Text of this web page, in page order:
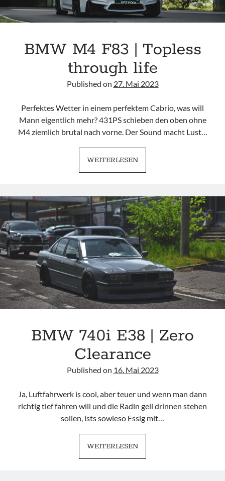
BMW M4 F83 | Topless
through life
Published on 27. Mai 2023
Perfektes Wetter in einem perfektem Cabrio, was will
Mann eigentlich mehr? 431PS schieben den oben ohne
M4 ziemlich brutal nach vorne. Der Sound macht Lust…
WEITERLESENBMW
M4
|
TOPLESS
THROUGH
LIFE
BMW 740i E38 | Zero
Clearance
Published on 16. Mai 2023
Ja, Luftfahrwerk is cool, aber teuer und wenn man dann
richtig tief fahren will und die Radln geil drinnen stehen
sollen, ists sowieso Essig mit…
WEITERLESENBMW
740I